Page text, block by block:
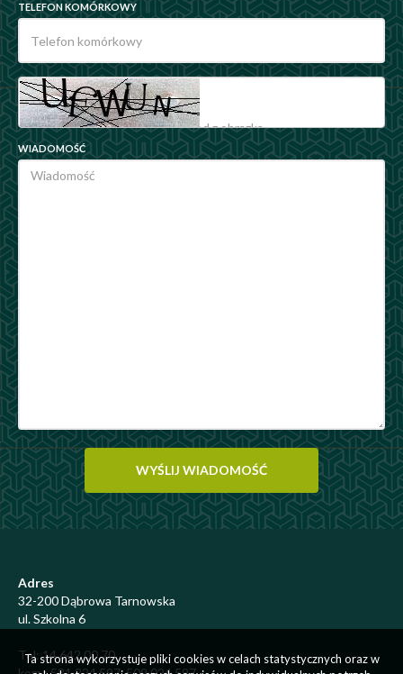
TELEFON KOMÓRKOWY
WIADOMOŚĆ
Adres
32-200 Dąbrowa Tarnowska
ul. Szkolna 6
Tel: 14 642 00 70
Ta strona wykorzystuje pliki cookies w celach statystycznych oraz w